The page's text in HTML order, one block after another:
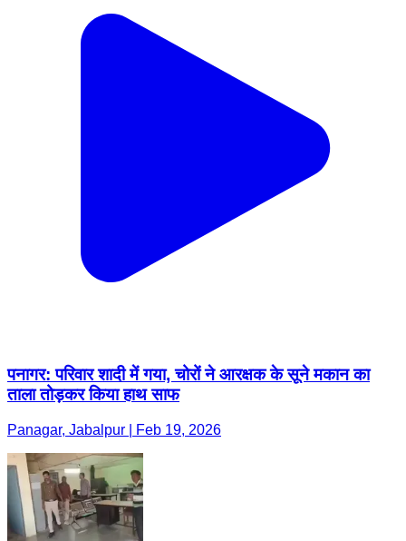
पनागर: परिवार शादी में गया, चोरों ने आरक्षक के सूने मकान का
ताला तोड़कर किया हाथ साफ
Panagar, Jabalpur | Feb 19, 2026